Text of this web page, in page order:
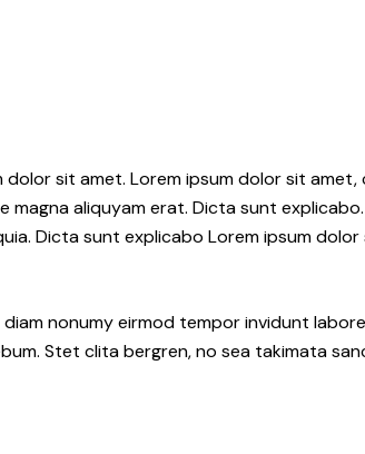
sit amet. Lorem ipsum dolor sit
aliquyam erat. Dicta sunt explicabo.
Dicta sunt explicabo Lorem ipsum
nonumy eirmod tempor invidunt
Stet clita bergren, no sea takimata